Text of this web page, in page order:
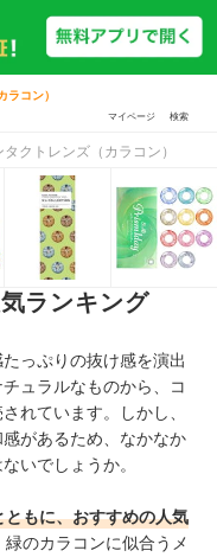
ラコン）
マイページ 検索
クトレンズ（カラコン）
ランキング
っぷりの抜け感を演出
ュラルなものから、コ
れています。しかし、
があるため、なかなか
いでしょうか。
もに、おすすめの人気
緑のカラコンに似合うメ